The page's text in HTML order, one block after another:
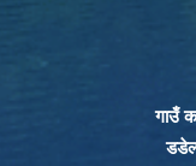
गाउँ